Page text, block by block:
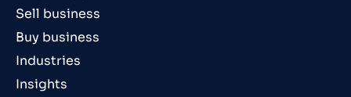
Sell business
Buy business
Industries
Insights